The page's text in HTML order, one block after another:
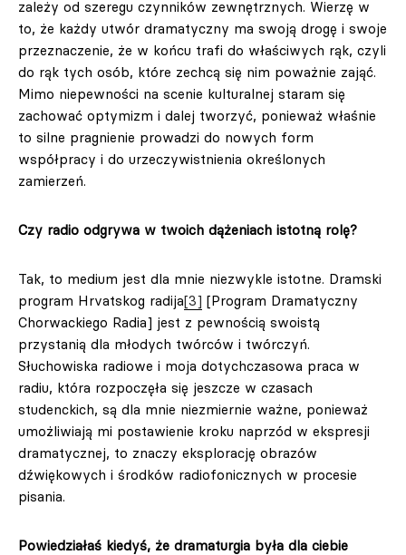
zależy od szeregu czynników zewnętrznych. Wierzę w
to, że każdy utwór dramatyczny ma swoją drogę i swoje
przeznaczenie, że w końcu trafi do właściwych rąk, czyli
do rąk tych osób, które zechcą się nim poważnie zająć.
Mimo niepewności na scenie kulturalnej staram się
zachować optymizm i dalej tworzyć, ponieważ właśnie
to silne pragnienie prowadzi do nowych form
współpracy i do urzeczywistnienia określonych
zamierzeń.
Czy radio odgrywa w twoich dążeniach istotną rolę?
Tak, to medium jest dla mnie niezwykle istotne. Dramski
program Hrvatskog radija[3] [Program Dramatyczny
Chorwackiego Radia] jest z pewnością swoistą
przystanią dla młodych twórców i twórczyń.
Słuchowiska radiowe i moja dotychczasowa praca w
radiu, która rozpoczęła się jeszcze w czasach
studenckich, są dla mnie niezmiernie ważne, ponieważ
umożliwiają mi postawienie kroku naprzód w ekspresji
dramatycznej, to znaczy eksplorację obrazów
dźwiękowych i środków radiofonicznych w procesie
pisania.
Powiedziałaś kiedyś, że dramaturgia była dla ciebie